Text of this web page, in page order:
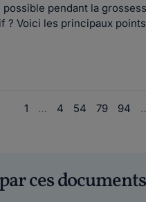
pendant la
? Voici les principaux
1 … 4 54 79 94
ces documents